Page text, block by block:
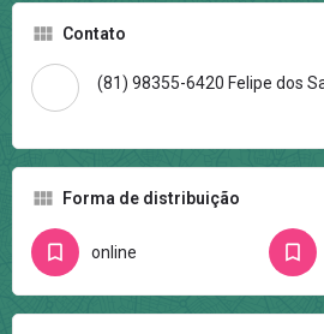
Contato
(81) 98355-6420 Felipe dos
Forma de distribuição
online